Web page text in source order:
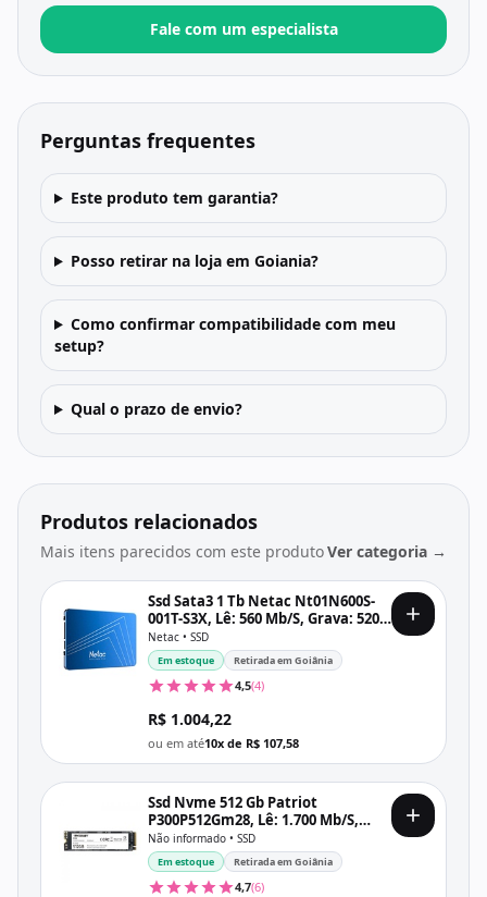
Fale com um especialista
Perguntas frequentes
Este produto tem garantia?
Posso retirar na loja em Goiania?
Como confirmar compatibilidade com meu
setup?
Qual o prazo de envio?
Produtos relacionados
Mais itens parecidos com este produtoVer categoria →
Ssd Sata3 1 Tb Netac Nt01N600S-
001T-S3X, Lê: 560 Mb/S, Grava: 520
Mb/S
Netac • SSD
Em estoque Retirada em Goiânia
4,5(4)
R$ 1.004,22
ou em até10x de R$ 107,58
Ssd Nvme 512 Gb Patriot
P300P512Gm28, Lê: 1.700 Mb/S,
Grava: 1.100 Mb/S
Não informado • SSD
Em estoque Retirada em Goiânia
4,7(6)